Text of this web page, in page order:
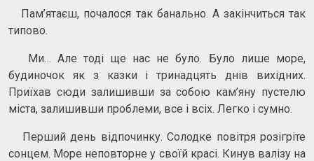
Пам’ятаєш, почалося так банально. А закінчиться так
типово.
Ми… Але тоді ще нас не було. Було лише море,
будиночок як з казки і тринадцять днів вихідних.
Приїхав сюди залишивши за собою кам’яну пустелю
міста, залишивши проблеми, все і всіх. Легко і сумно.
Перший день відпочинку. Солодке повітря розігріте
сонцем. Море неповторне у своїй красі. Кинув валізу на